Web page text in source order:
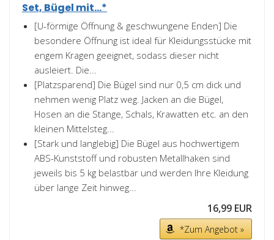
Set, Bügel mit...*
[U-förmige Öffnung & geschwungene Enden] Die
besondere Öffnung ist ideal für Kleidungsstücke mit
engem Kragen geeignet, sodass dieser nicht
ausleiert. Die...
[Platzsparend] Die Bügel sind nur 0,5 cm dick und
nehmen wenig Platz weg. Jacken an die Bügel,
Hosen an die Stange, Schals, Krawatten etc. an den
kleinen Mittelsteg...
[Stark und langlebig] Die Bügel aus hochwertigem
ABS-Kunststoff und robusten Metallhaken sind
jeweils bis 5 kg belastbar und werden Ihre Kleidung
über lange Zeit hinweg...
16,99 EUR
*Zum Angebot »